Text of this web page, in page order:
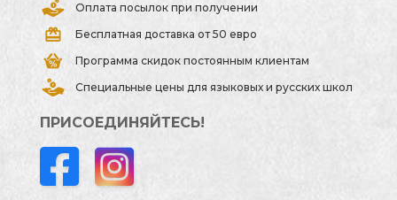
Оплата посылок при получении
Бесплатная доставка от 50 евро
Программа скидок постоянным клиентам
Специальные цены для языковых и русских школ
ПРИСОЕДИНЯЙТЕСЬ!